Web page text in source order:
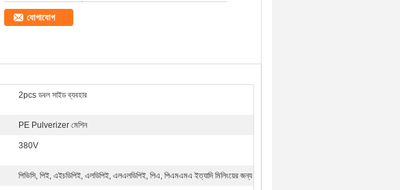
যোগাযোগ
2pcs ডবল সাইড ব্যবহার
PE Pulverizer মেশিন
380V
পিভিসি, পিই, এইচডিপিই, এলডিপিই, এলএলডিপিই, পিএ, পিএমএমএ ইত্যাদি মিলিংয়ের জন্য